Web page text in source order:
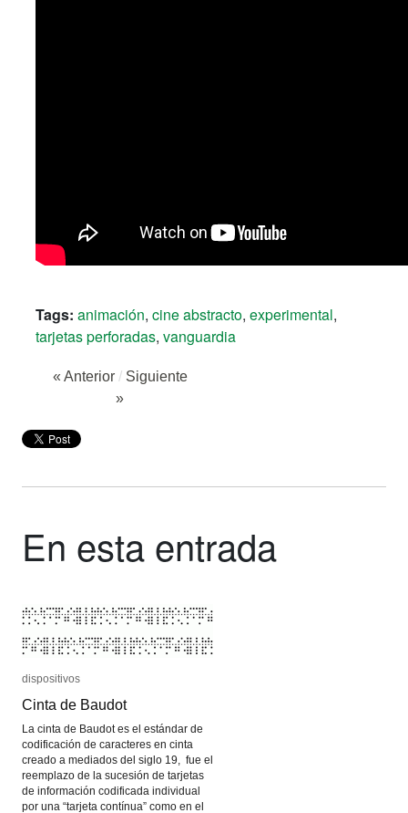
Tags: animación, cine abstracto, experimental,
tarjetas perforadas, vanguardia
« Anterior / Siguiente
»
En esta entrada
dispositivos
Cinta de Baudot
La cinta de Baudot es el estándar de
codificación de caracteres en cinta
creado a mediados del siglo 19, fue el
reemplazo de la sucesión de tarjetas
de información codificada individual
por una “tarjeta contínua” como en el
dispositivos
Cinta de Baudot